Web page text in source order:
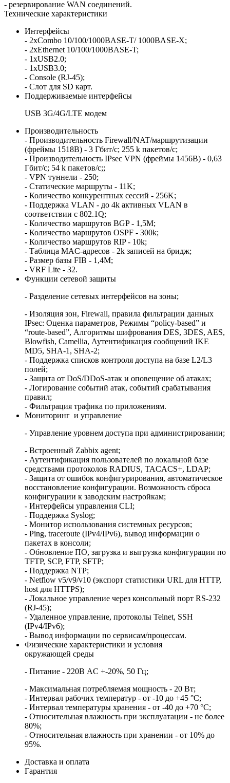
- резервирование WAN соединений.
Технические характеристики
Интерфейсы
- 2хCombo 10/100/1000BASE-T/ 1000BASE-X;
- 2xEthernet 10/100/1000BASE-T;
- 1хUSB2.0;
- 1хUSB3.0;
- Console (RJ-45);
- Слот для SD карт.
Поддерживаемые интерфейсы
USB 3G/4G/LTE модем
Производительность
- Производительность Firewall/NAT/маршрутизации
(фреймы 1518B) - 3 Гбит/c; 255 k пакетов/c;
- Производительность IPsec VPN (фреймы 1456B) - 0,63
Гбит/c; 54 k пакетов/c;;
- VPN туннели - 250;
- Статические маршруты - 11K;
- Количество конкурентных сессий - 256K;
- Поддержка VLAN - до 4k активных VLAN в
соответствии с 802.1Q;
- Количество маршрутов BGP - 1,5M;
- Количество маршрутов OSPF - 300k;
- Количество маршрутов RIP - 10k;
- Таблица MAC-адресов - 2k записей на бридж;
- Размер базы FIB - 1,4M;
- VRF Lite - 32.
Функции сетевой защиты
- Разделение сетевых интерфейсов на зоны;
- Изоляция зон, Firewall, правила фильтрации данных
IPsec: Оценка параметров, Режимы “policy-based” и
“route-based”, Алгоритмы шифрования DES, 3DES, AES,
Blowfish, Camellia, Аутентификация сообщений IKE
MD5, SHA-1, SHA-2;
- Поддержка списков контроля доступа на базе L2/L3
полей;
- Защита от DoS/DDoS-атак и оповещение об атаках;
- Логирование событий атак, событий срабатывания
правил;
- Фильтрация трафика по приложениям.
Мониторинг и управление
- Управление уровнем доступа при администрировании;
- Встроенный Zabbix agent;
- Аутентификация пользователей по локальной базе
средствами протоколов RADIUS, TACACS+, LDAP;
- Защита от ошибок конфигурирования, автоматическое
восстановление конфигурации. Возможность сброса
конфигурации к заводским настройкам;
- Интерфейсы управления CLI;
- Поддержка Syslog;
- Монитор использования системных ресурсов;
- Ping, traceroute (IPv4/IPv6), вывод информации о
пакетах в консоли;
- Обновление ПО, загрузка и выгрузка конфигурации по
TFTP, SCP, FTP, SFTP;
- Поддержка NTP;
- Netflow v5/v9/v10 (экспорт статистики URL для HTTP,
host для HTTPS);
- Локальное управление через консольный порт RS-232
(RJ-45);
- Удаленное управление, протоколы Telnet, SSH
(IPv4/IPv6);
- Вывод информации по сервисам/процессам.
Физические характеристики и условия
окружающей среды
- Питание - 220В AC +-20%, 50 Гц;
- Максимальная потребляемая мощность - 20 Вт;
- Интервал рабочих температур - от -10 до +45 °С;
- Интервал температуры хранения - от -40 до +70 °С;
- Относительная влажность при эксплуатации - не более
80%;
- Относительная влажность при хранении - от 10% до
95%.
Доставка и оплата
Гарантия